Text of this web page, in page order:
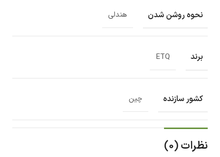
نحوه روشن شدن هندلی
برند ETQ
کشور سازنده چین
نظرات (0)